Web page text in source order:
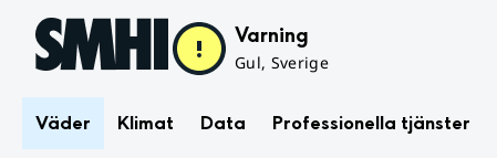
Hoppa till sidans innehåll Varning
Gul, Sverige
Väder Klimat Data Professionella tjänster